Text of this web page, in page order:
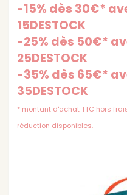
-15% dès 30€*
15DESTOCK
-25% dès 50€*
25DESTOCK
-35% dès 65€*
35DESTOCK
* montant d'achat TTC hors
réduction disponibles.